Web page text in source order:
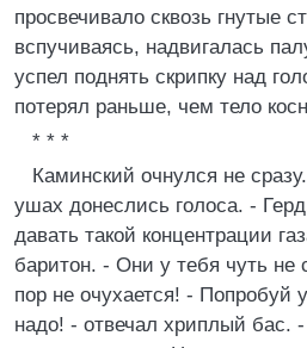
просвечивало сквозь гнутые
вспучиваясь, надвигалась
успел поднять скрипку над
потерял раньше, чем тело
* * *
Каминский очнулся не
ушах донеслись голоса. -
давать такой концентрации
баритон. - Они у тебя чуть не
пор не очухается! - Попробуй
надо! - отвечал хриплый